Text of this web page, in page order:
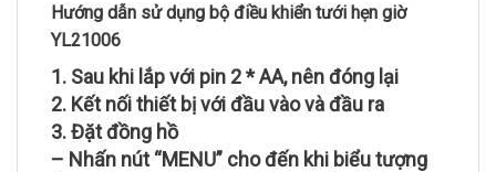
Hướng dẫn sử dụng bộ điều khiển tưới hẹn giờ
YL21006
1. Sau khi lắp với pin 2 * AA, nên đóng lại
2. Kết nối thiết bị với đầu vào và đầu ra
3. Đặt đồng hồ
– Nhấn nút “MENU” cho đến khi biểu tượng